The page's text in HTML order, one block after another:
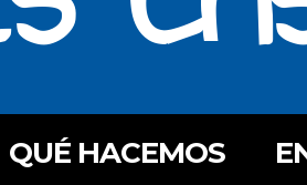
QUÉ HACEMOS